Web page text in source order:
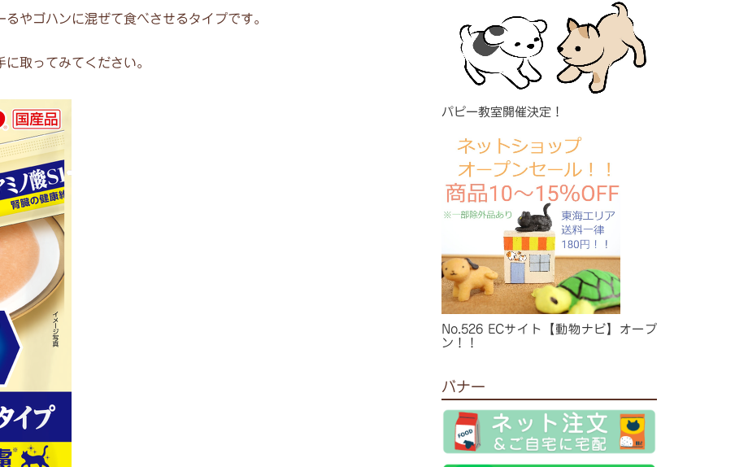
やゴハンに混ぜて食べさせるタイプです。
取ってみてください。
パピー教室開催決定！
No.526 ECサイト【動物ナビ】オープ
ン！！
バナー